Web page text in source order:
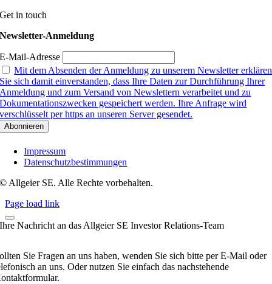
Get in touch
Newsletter-Anmeldung
E-Mail-Adresse
Mit dem Absenden der Anmeldung zu unserem Newsletter erklären
Sie sich damit einverstanden, dass Ihre Daten zur Durchführung Ihrer
Anmeldung und zum Versand von Newslettern verarbeitet und zu
Dokumentationszwecken gespeichert werden. Ihre Anfrage wird
verschlüsselt per https an unseren Server gesendet.
Impressum
Datenschutzbestimmungen
© Allgeier SE. Alle Rechte vorbehalten.
Page load link
Ihre Nachricht an das Allgeier SE Investor Relations-Team
Sie Fragen an uns haben, wenden Sie sich bitte per E-Mail oder
an uns. Oder nutzen Sie einfach das nachstehende